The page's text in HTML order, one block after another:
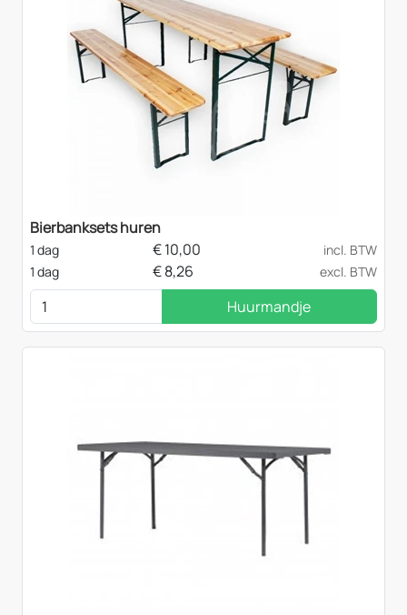
Bierbanksets huren
1 dag €10,00
incl. BTW
1 dag
€8,26 excl. BTW
Huurmandje